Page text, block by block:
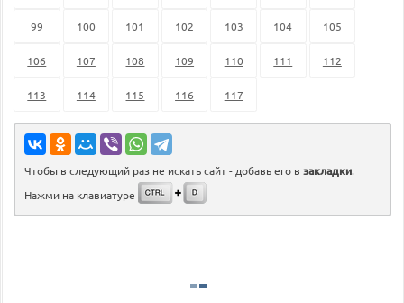
99 100 101 102 103 104 105
106 107 108 109 110 111 112
113 114 115 116 117
Чтобы в следующий раз не искать сайт - добавь его в закладки.
Нажми на клавиатуре